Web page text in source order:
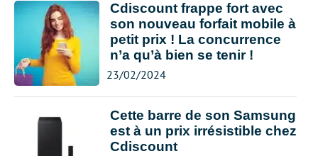
Cdiscount frappe fort avec
son nouveau forfait mobile à
petit prix ! La concurrence
n’a qu’à bien se tenir !
23/02/2024
Cette barre de son Samsung
est à un prix irrésistible chez
Cdiscount